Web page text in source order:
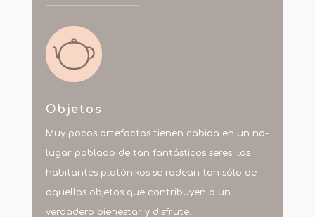
Objetos
Muy pocos artefactos tienen cabida en un no-
lugar poblado de tan fantásticos seres: los
habitantes platónikos se rodean tan sólo de
aquellos objetos que contribuyen a un
verdadero bienestar y disfrute.